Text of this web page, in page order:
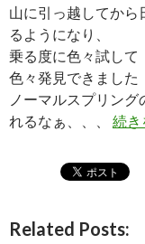
山に引っ越してか
るようになり、
乗る度に色々試して
色々発見できました
ノーマルスプリン
れるなぁ、、、 続き
Related Posts: